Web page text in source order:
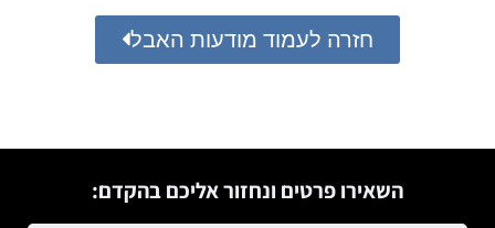
חזרה לעמוד מודעות האבל
השאירו פרטים ונחזור אליכם בהקדם: